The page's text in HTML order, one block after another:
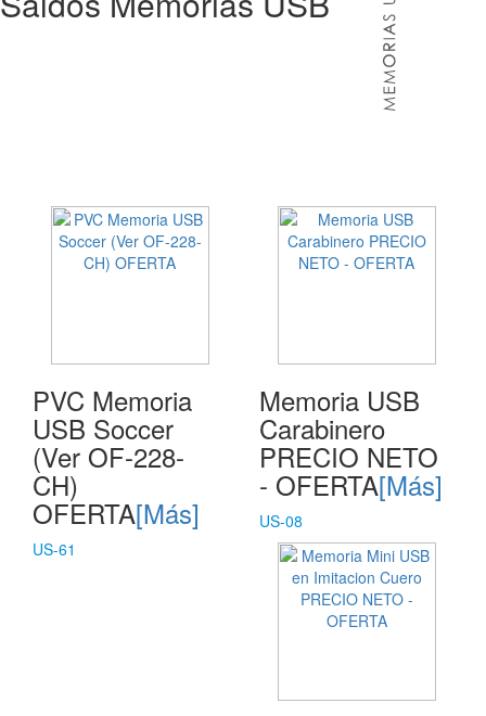
PVC Memoria
USB Soccer
(Ver OF-228-
CH)
OFERTA[Más]
US-61
Memoria USB
Carabinero
PRECIO NETO
- OFERTA[Más]
US-08